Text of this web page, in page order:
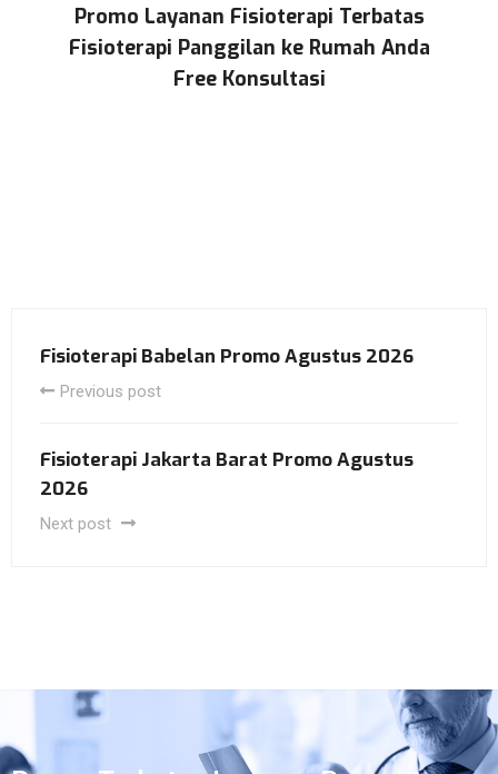
Promo Layanan Fisioterapi Terbatas
Fisioterapi Panggilan ke Rumah Anda
Free Konsultasi
Fisioterapi Babelan Promo Agustus 2026
Previous post
Fisioterapi Jakarta Barat Promo Agustus
2026
Next post